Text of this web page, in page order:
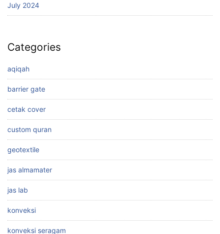
July 2024
Categories
aqiqah
barrier gate
cetak cover
custom quran
geotextile
jas almamater
jas lab
konveksi
konveksi seragam